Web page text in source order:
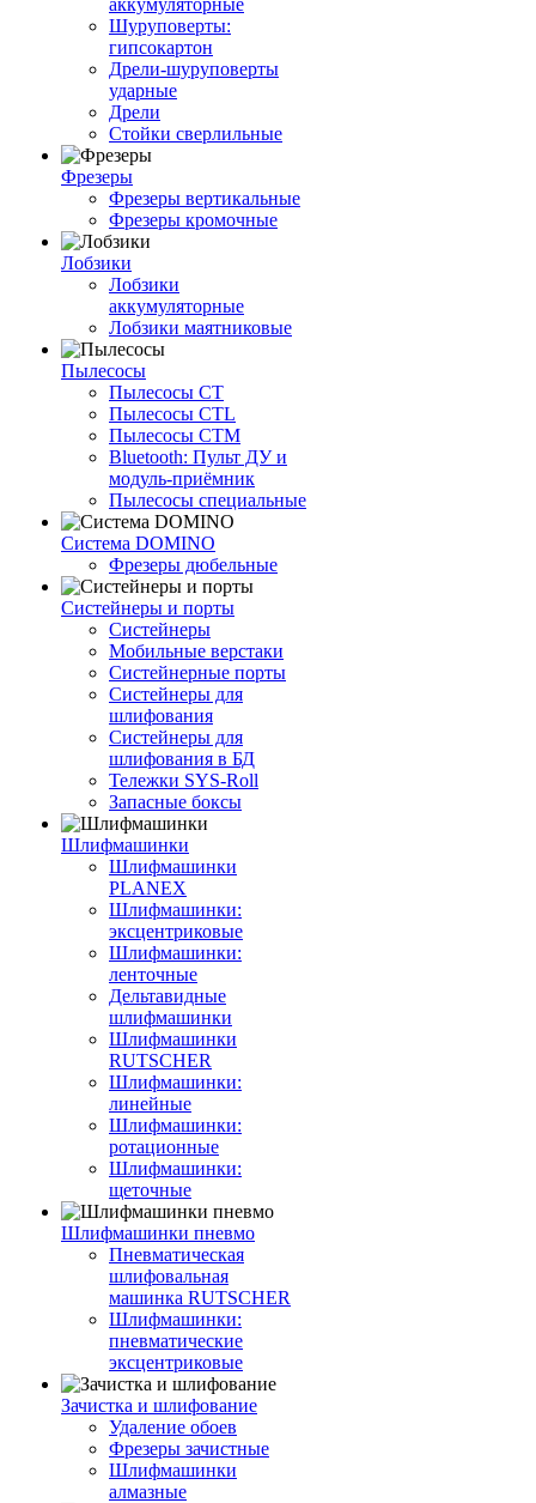
аккумуляторные
Шуруповерты:
гипсокартон
Дрели-шуруповерты
ударные
Дрели
Стойки сверлильные
Фрезеры
Фрезеры вертикальные
Фрезеры кромочные
Лобзики
Лобзики
аккумуляторные
Лобзики маятниковые
Пылесосы
Пылесосы CT
Пылесосы CTL
Пылесосы CTM
Bluetooth: Пульт ДУ и
модуль-приёмник
Пылесосы специальные
Система DOMINO
Фрезеры дюбельные
Систейнеры и порты
Систейнеры
Мобильные верстаки
Систейнерные порты
Систейнеры для
шлифования
Систейнеры для
шлифования в БД
Тележки SYS-Roll
Запасные боксы
Шлифмашинки
Шлифмашинки
PLANEX
Шлифмашинки:
эксцентриковые
Шлифмашинки:
ленточные
Дельтавидные
шлифмашинки
Шлифмашинки
RUTSCHER
Шлифмашинки:
линейные
Шлифмашинки:
ротационные
Шлифмашинки:
щеточные
Шлифмашинки пневмо
Пневматическая
шлифовальная
машинка RUTSCHER
Шлифмашинки:
пневматические
эксцентриковые
Зачистка и шлифование
Удаление обоев
Фрезеры зачистные
Шлифмашинки
алмазные